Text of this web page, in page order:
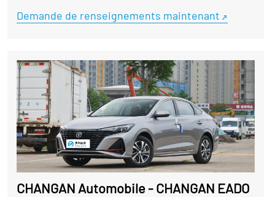
Demande de renseignements maintenant
CHANGAN Automobile - CHANGAN EADO